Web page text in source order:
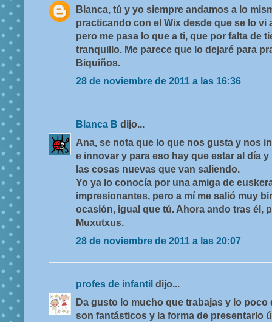
Blanca, tú y yo siempre andamos a lo
practicando con el Wix desde que se lo vi
pero me pasa lo que a ti, que por falta de
tranquillo. Me parece que lo dejaré para
Biquiños.
28 de noviembre de 2011 a las 16:36
Blanca B dijo...
Ana, se nota que lo que nos gusta y nos
e innovar y para eso hay que estar al día
las cosas nuevas que van saliendo.
Yo ya lo conocía por una amiga de
impresionantes, pero a mí me salió muy
ocasión, igual que tú. Ahora ando tras él,
Muxutxus.
28 de noviembre de 2011 a las 20:07
profes de infantil dijo...
Da gusto lo mucho que trabajas y lo
son fantásticos y la forma de presentarlo